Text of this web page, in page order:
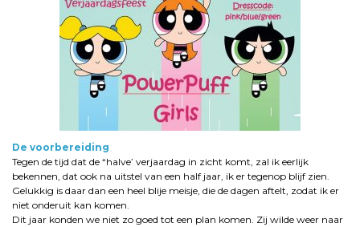
De voorbereiding
Tegen de tijd dat de “halve’ verjaardag in zicht komt, zal ik eerlijk
bekennen, dat ook na uitstel van een half jaar, ik er tegenop blijf zien.
Gelukkig is daar dan een heel blije meisje, die de dagen aftelt, zodat ik er
niet onderuit kan komen.
Dit jaar konden we niet zo goed tot een plan komen. Zij wilde weer naar